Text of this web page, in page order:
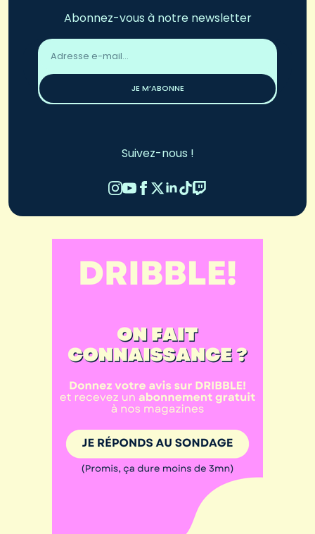
Abonnez-vous à notre newsletter
Adresse
email
JE M’ABONNE
Suivez-nous !